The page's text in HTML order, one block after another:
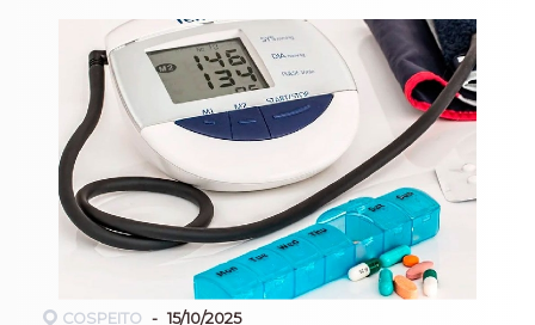
COSPEITO 15/10/2025